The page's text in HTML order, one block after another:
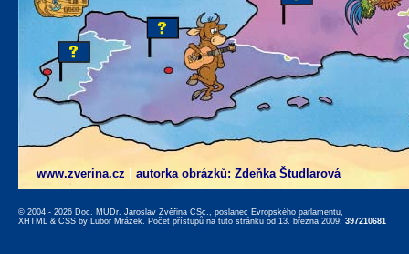
www.zverina.cz autorka obrázků: Zdeňka Študlarová
© 2004 - 2026 Doc. MUDr. Jaroslav Zvěřina CSc., poslanec Evropského parlamentu,
XHTML & CSS by Lubor Mrázek. Počet přístupů na tuto stránku od 13. března 2009: 397210681